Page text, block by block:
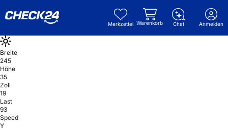
Merkzettel Warenkorb Chat Anmelden
Breite
245
Höhe
35
Zoll
19
Last
93
Speed
Y